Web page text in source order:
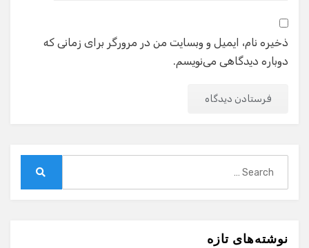
ذخیره نام، ایمیل و وبسایت من در مرورگر برای زمانی که
دوباره دیدگاهی می‌نویسم.
نوشته‌های تازه